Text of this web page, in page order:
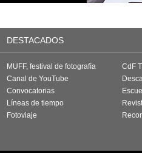
DESTACADOS
MUFF, festival de fotografía
Canal de YouTube
Convocatorias
Líneas de tiempo
Fotoviaje
CdF